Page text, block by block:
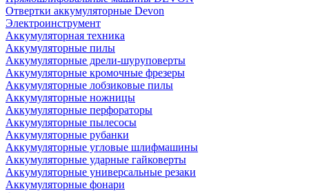
Отвертки аккумуляторные Devon
Электроинструмент
Аккумуляторная техника
Аккумуляторные пилы
Аккумуляторные дрели-шуруповерты
Аккумуляторные кромочные фрезеры
Аккумуляторные лобзиковые пилы
Аккумуляторные ножницы
Аккумуляторные перфораторы
Аккумуляторные пылесосы
Аккумуляторные рубанки
Аккумуляторные угловые шлифмашины
Аккумуляторные ударные гайковерты
Аккумуляторные универсальные резаки
Аккумуляторные фонари